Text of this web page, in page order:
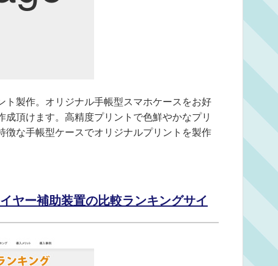
ト製作。オリジナル手帳型スマホケースをお好
成頂けます。高精度プリントで色鮮やかなプリ
徴な手帳型ケースでオリジナルプリントを製作
ヤー補助装置の比較ランキングサイ